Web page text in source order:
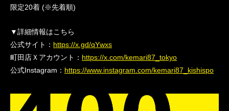
限定20着 (※先着順)
▼詳細情報はこちら
公式サイト： https://x.gd/qYwxs
町田店Ｘアカウント： https://x.com/kemari87_tokyo
公式Instagram： https://www.instagram.com/kemari87_kishispo